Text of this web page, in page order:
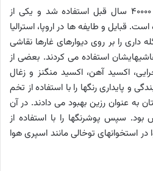
پوشرنگ برای اولین بار، حدود 40000 سال قبل استفاده شد و یکی از
قبایل و طایفه ­ها در اروپا، استرالیا
­داری را بر روی دیوارهای غارها نقاشی
استفاده می­ کردند. بعضی از
اکسید آهن، اکسید منگنز و زغال
و پایداری رنگ­ها را با استفاده از تخم
به عنوان رزین بهبود می ­دادند. در آن
سپس پوشرنگ­ها را با استفاده از
استخوان­های توخالی مانند اسپری هوا